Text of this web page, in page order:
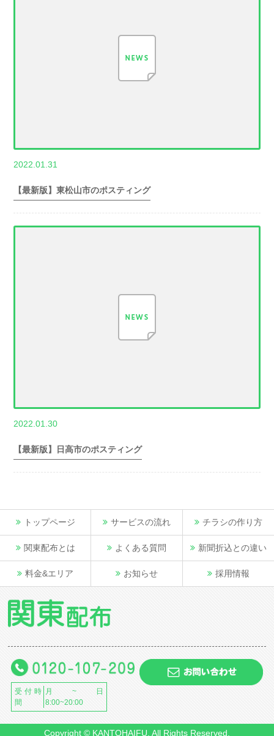
2022.01.31
【最新版】東松山市のポスティング
2022.01.30
【最新版】日高市のポスティング
トップページ
関東配布とは
料金&エリア
サービスの流れ
よくある質問
お知らせ
チラシの作り方
新聞折込との違い
採用情報
受付時
間
月~日
8:00~20:00
Copyright © KANTOHAIFU. All Rights Reserved.